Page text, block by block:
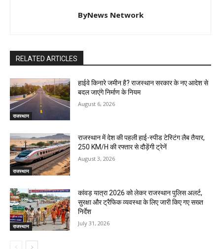
ByNews Network
RELATED ARTICLES
राजस्थान
हाईवे किनारे जमीन है? राजस्थान सरकार के नए आदेश से
बदल जाएंगे निर्माण के नियम
August 6, 2026
राजस्थान
राजस्थान में देश की पहली हाई-स्पीड टेस्टिंग लैब तैयार,
250 KM/H की रफ्तार से दौड़ेंगी ट्रेनें
August 3, 2026
राजस्थान
कांवड़ यात्रा 2026 को लेकर राजस्थान पुलिस अलर्ट,
सुरक्षा और ट्रैफिक व्यवस्था के लिए जारी किए गए सख्त
निर्देश
July 31, 2026